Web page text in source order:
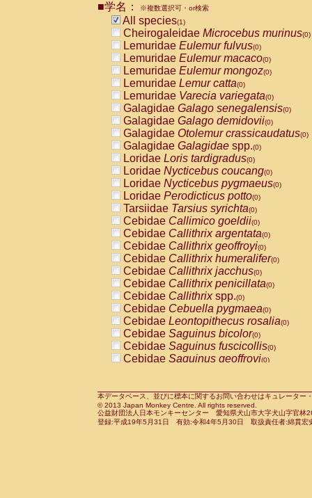
CebidaeCebus nigrivittatus
CebidaeCebus
CebidaeSaimiri boliviensis(0)
CebidaeSaimiri sciureus(0)
AtelidaeAlouatta caraya(0)
AtelidaeAlouatta fusca(0)
AtelidaeAlouatta seniculus
AtelidaeAlouattaspp.(0)
AtelidaeAteles belzebuth(0)
AtelidaeAteles geoffroyi(0)
AtelidaeAteles paniscus(0)
AtelidaeAtelesspp.(0)
Atelidae Lagothrix lagothricha
AtelidaeLagothrix lagothricha cana
PitheciidaeCacajao calvus
PitheciidaeCallicebus cupreus
PitheciidaeCallicebus donacophilus
PitheciidaeCallicebus moloch
PitheciidaeCallicebus torquatus
PitheciidaeCallicebusspp.(0)
PitheciidaeChiropotes satanas(0)
PitheciidaePithecia monachus
PitheciidaePithecia pithecia(0)
CercopithecidaeCercocebus agilis
CercopithecidaeCercocebus
CercopithecidaeCercocebus
CercopithecidaeCercocebus
CercopithecidaeCercocebus
CercopithecidaeCercocebushybrid
CercopithecidaePapio anubis(0)
CercopithecidaePapio cynocephalus
CercopithecidaePapio hamadryas(0)
■学名： ※複数選択可・or検索
All species(1)
Cheirogaleidae Microcebus murinus(0)
Lemuridae Eulemur fulvus(0)
Lemuridae Eulemur macaco(0)
Lemuridae Eulemur mongoz(0)
Lemuridae Lemur catta(0)
Lemuridae Varecia variegata(0)
Galagidae Galago senegalensis(0)
Galagidae Galago demidovii(0)
Galagidae Otolemur crassicaudatus(0)
Galagidae Galagidae spp.(0)
Loridae Loris tardigradus(0)
Loridae Nycticebus coucang(0)
Loridae Nycticebus pygmaeus(0)
Loridae Perodicticus potto(0)
Tarsiidae Tarsius syrichta(0)
Cebidae Callimico goeldii(0)
Cebidae Callithrix argentata(0)
Cebidae Callithrix geoffroyi(0)
Cebidae Callithrix humeralifer(0)
Cebidae Callithrix jacchus(0)
Cebidae Callithrix penicillata(0)
Cebidae Callithrixspp.(0)
Cebidae Cebuella pygmaea(0)
Cebidae Leontopithecus rosalia(0)
Cebidae Saguinus bicolor(0)
Cebidae Saguinus fuscicollis(0)
Cebidae Saguinus geoffroyi(0)
CebidaeSaguinus leucopus(0)
CebidaeSaguinus midas(0)
Cebidae Saguinus mystax(0)
本データベース、並びに標本に関するお問い合わせはキュレータ
© 2013 Japan Monkey Centre. All rights reserved.
公益財団法人日本モンキーセンター 愛知県犬山市大字犬山字官
登録:平成19年5月31日 有効:令和4年5月30日 取扱責任者:綿貫宏